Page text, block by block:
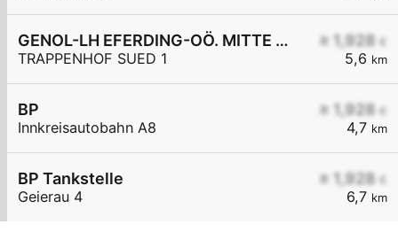
≥ 1,928 €
5,6 km
GENOL-LH EFERDING-OÖ. MITTE eGen
TRAPPENHOF SUED 1
≥ 1,928 €
4,7 km
BP
Innkreisautobahn A8
≥ 1,928 €
6,7 km
BP Tankstelle
Geierau 4